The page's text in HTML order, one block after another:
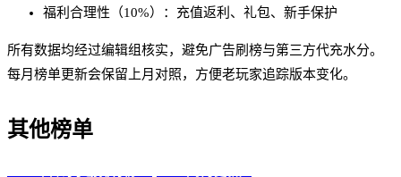
福利合理性（10%）：充值返利、礼包、新手保护
所有数据均经过编辑组核实，避免广告刷榜与第三方代充水分。
每月榜单更新会保留上月对照，方便老玩家追踪版本变化。
其他榜单